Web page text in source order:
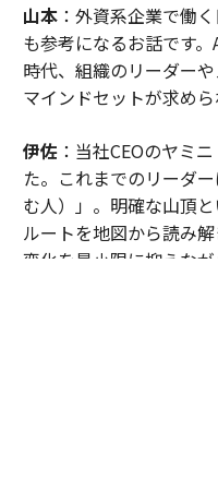
山本：外資系企業で働
も参考になるお話です
時代、組織のリーダー
マインドセットが求めら
伊佐：当社CEOのヤミ
た。これまでのリーダ
む人）」。明確な山頂
ルートを地図から読み
変化を最小限に抑えな